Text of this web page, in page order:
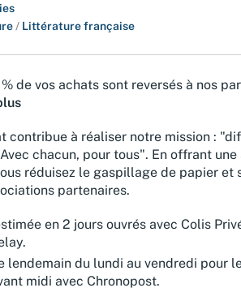
/ Littérature française
% de vos achats sont reversés à nos
contribue à réaliser notre mission :
chacun, pour tous". En offrant une
réduisez le gaspillage de papier et
partenaires.
en 2 jours ouvrés avec Colis
lendemain du lundi au vendredi pour
midi avec Chronopost.